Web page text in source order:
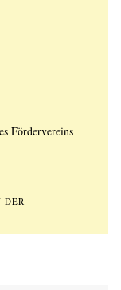
Fördervereins
DER